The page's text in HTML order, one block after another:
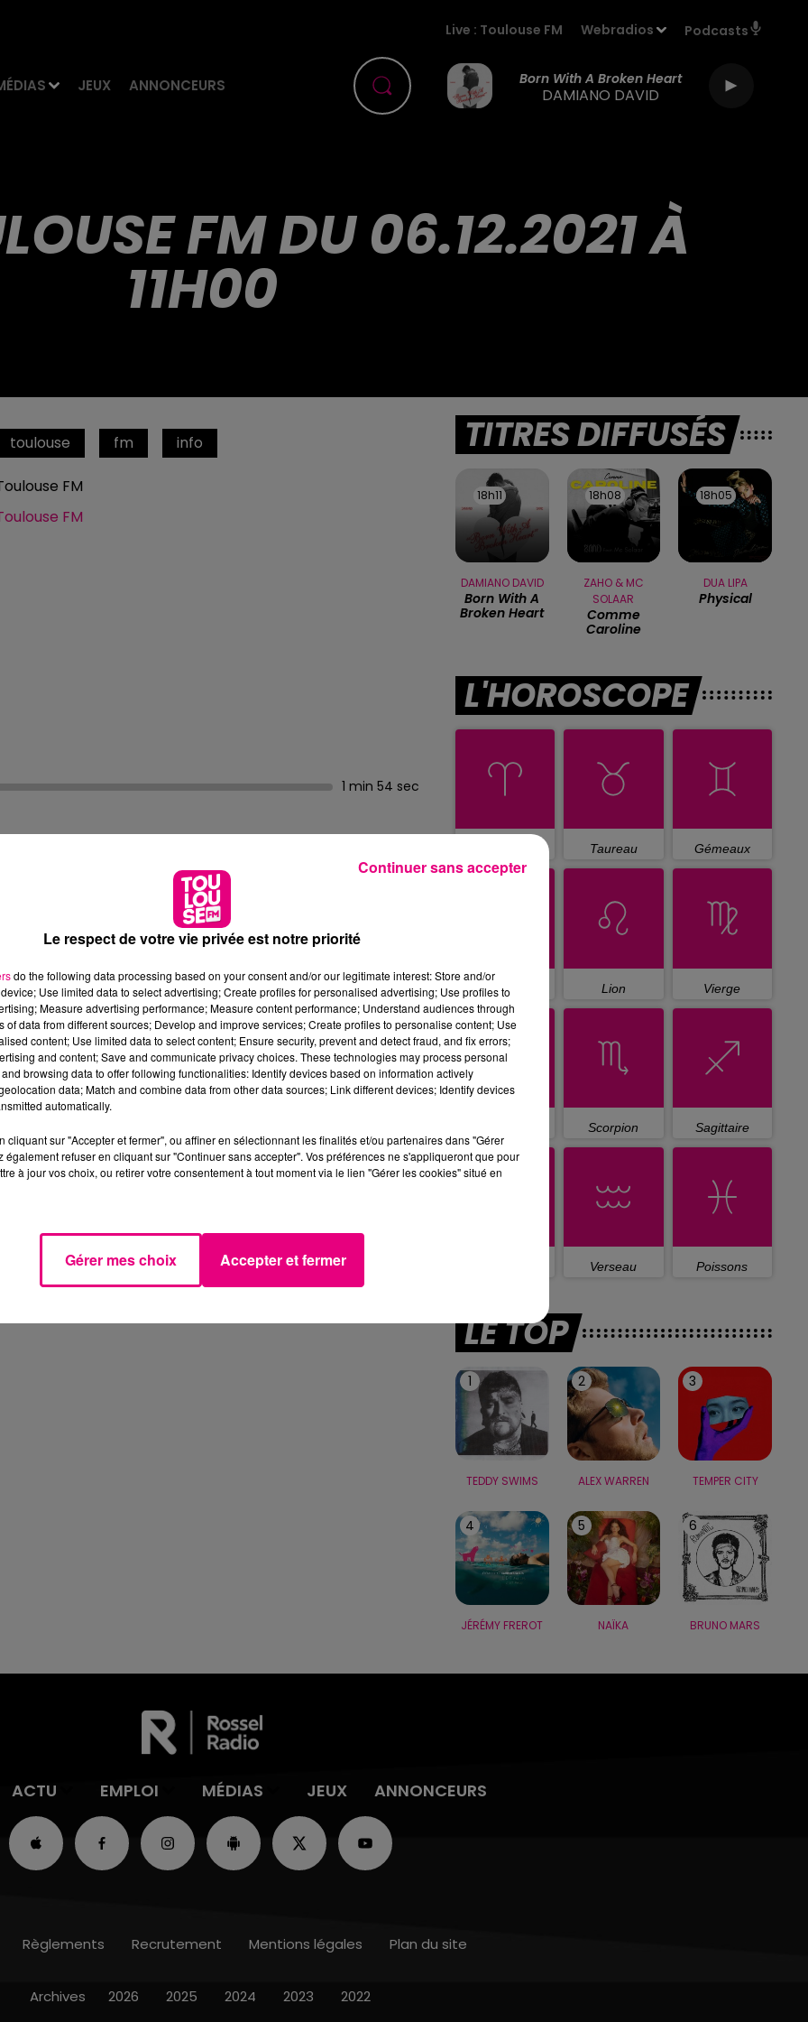
JEUX ANNONCEURS
Live : Toulouse FM Webradios Podcasts
Born With A Broken Heart
DAMIANO DAVID
FM DU 06.12.2021 À
11H00
toulouse fm info
FM
FM
1 min 54 sec
TITRES DIFFUSÉS
18h11
18h11
DAMIANO DAVID
Born With A
Broken Heart
18h08
18h08
ZAHO & MC
SOLAAR
Comme
Caroline
18h05
18h05
DUA LIPA
Physical
L'HOROSCOPE
Taureau Gémeaux
Cancer Lion Vierge
Scorpion Sagittaire
Verseau Poissons
LE TOP
1
TEDDY SWIMS
2
ALEX WARREN
3
TEMPER CITY
4
JÉRÉMY FREROT
5
NAÏKA
6
BRUNO MARS
ACTU EMPLOI MÉDIAS JEUX ANNONCEURS
Règlements Recrutement Mentions légales Plan du site
Archives 2026 2025 2024 2023 2022
Le respect de votre vie privée est notre priorité
do the following data processing based on your consent and/or our legitimate interest: Store and/or
Use limited data to select advertising; Create profiles for personalised advertising; Use profiles to
Measure advertising performance; Measure content performance; Understand audiences through
of data from different sources; Develop and improve services; Create profiles to personalise content; Use
content; Use limited data to select content; Ensure security, prevent and detect fraud, and fix errors;
and content; Save and communicate privacy choices. These technologies may process personal
browsing data to offer following functionalities: Identify devices based on information actively
data; Match and combine data from other data sources; Link different devices; Identify devices
automatically.
cliquant sur "Accepter et fermer", ou affiner en sélectionnant les finalités et/ou partenaires dans "Gérer
également refuser en cliquant sur "Continuer sans accepter". Vos préférences ne s'appliqueront que pour
à jour vos choix, ou retirer votre consentement à tout moment via le lien "Gérer les cookies" situé en
Gérer mes choix Accepter et fermer
Continuer sans accepter